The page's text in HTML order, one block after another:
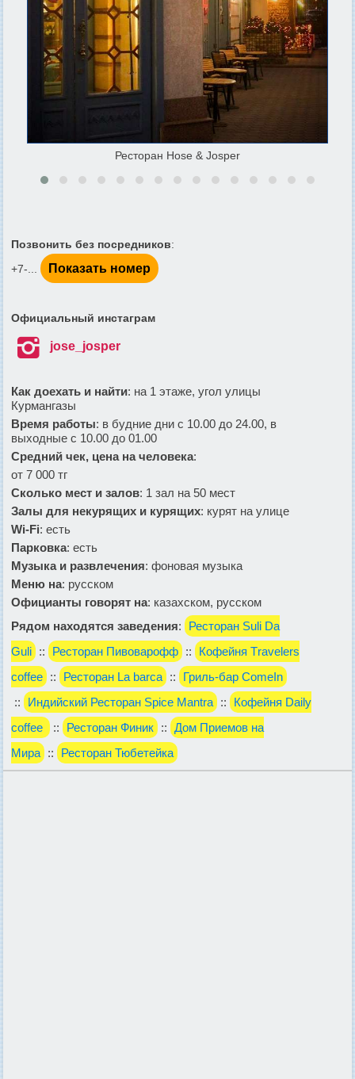
Ресторан Hose & Josper
Позвонить без посредников:
+7-...
Показать номер
Официальный инстаграм
 jose_josper
Как доехать и найти: на 1 этаже, угол улицы
Курмангазы
Время работы: в будние дни с 10.00 до 24.00, в
выходные с 10.00 до 01.00
Средний чек, цена на человека:
от 7 000 тг
Сколько мест и залов: 1 зал на 50 мест
Залы для некурящих и курящих: курят на улице
Wi-Fi: есть
Парковка: есть
Музыка и развлечения: фоновая музыка
Меню на: русском
Официанты говорят на: казахском, русском
Рядом находятся заведения:
Ресторан Suli Da
Guli :: Ресторан Пивоварофф ::
Кофейня Тravelers
coffee :: Ресторан La barca ::
Гриль-бар ComeIn
::
Индийский Ресторан Spice Mantra ::
Кофейня Daily
coffee
:: Ресторан Финик :: Дом Приемов на
Мира :: Ресторан Тюбетейка